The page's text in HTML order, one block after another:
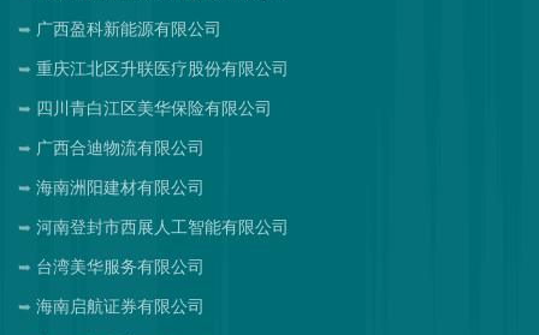
广西盈科新能源有限公司
重庆江北区升联医疗股份有限公司
四川青白江区美华保险有限公司
广西合迪物流有限公司
海南洲阳建材有限公司
河南登封市西展人工智能有限公司
台湾美华服务有限公司
海南启航证券有限公司